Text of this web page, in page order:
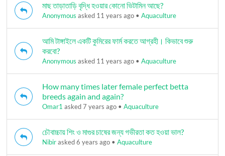
মাছ তাড়াতাড়ি বৃদ্ধি হওয়ার কোনো ভিটামিন আছে?
Anonymous asked 11 years ago •Aquaculture
আমি টাঙ্গাইলে একটি কুমিরের ফার্ম করতে আগ্রহী। কিভাবে শুরু
করবো?
Anonymous asked 11 years ago •Aquaculture
How many times later female perfect betta
breeds again and again?
Omar1 asked 7 years ago •Aquaculture
চৌবাচ্চায় শিং ও মাগুর চাষের জন্য গভীরতা কত হওয়া ভাল?
Nibirasked 6 years ago •Aquaculture